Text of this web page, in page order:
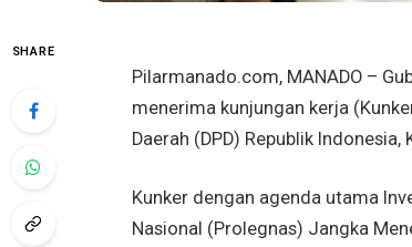
SHARE
Pilarmanado.com, MANADO –
menerima kunjungan kerja
Daerah (DPD) Republik
Kunker dengan agenda utama
Nasional (Prolegnas) Jangka